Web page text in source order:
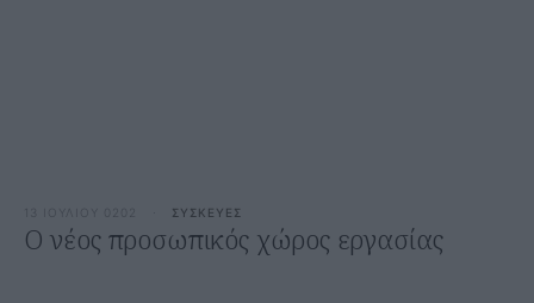
ΣΥΣΚΕΥΕΣ
O νέος προσωπικός χώρος εργασίας